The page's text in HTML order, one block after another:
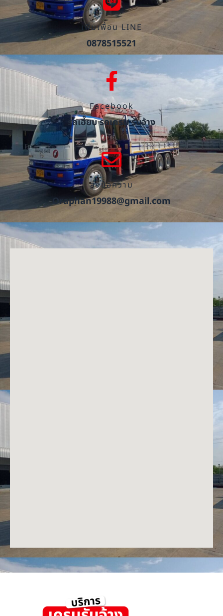
เพิ่มเพื่อน LINE
0878515521
Facebook
รถเฮี๊ยบ รถเครน รับจ้าง
ส่งข้อความ
Oraphan19988@gmail.com